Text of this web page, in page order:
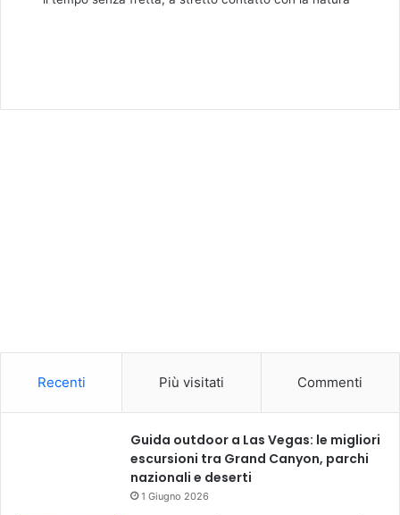
Recenti Più visitati Commenti
Guida outdoor a Las Vegas: le migliori
escursioni tra Grand Canyon, parchi
nazionali e deserti
1 Giugno 2026